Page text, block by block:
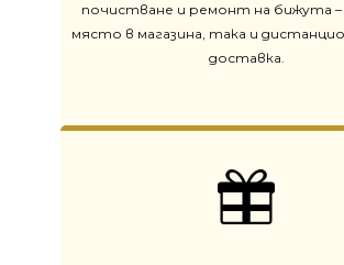
почистване и ремонт на бижута –
място в магазина, така и
доставка.